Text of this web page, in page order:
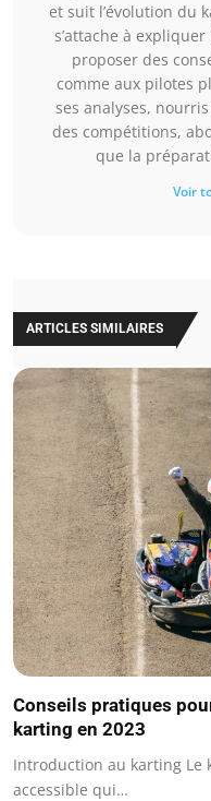
et suit l’évolution du
s’attache à
proposer des
comme aux pilotes
ses analyses,
des compétitions,
que la
Voir
ARTICLES SIMILAIRES
Conseils pratiques
karting en 2023
Introduction au karting Le
accessible qui…